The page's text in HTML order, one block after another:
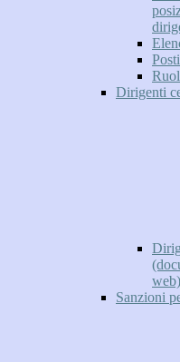
Dirigenti
web)
Sanzioni